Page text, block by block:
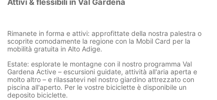
Rimanete in forma e attivi: approfittate della nostra palestra o
scoprite comodamente la regione con la Mobil Card per la
mobilità gratuita in Alto Adige.
Estate: esplorate le montagne con il nostro programma Val
Gardena Active – escursioni guidate, attività all'aria aperta e
molto altro – e rilassatevi nel nostro giardino attrezzato con
piscina all'aperto. Per le vostre biciclette è disponibile un
deposito biciclette.